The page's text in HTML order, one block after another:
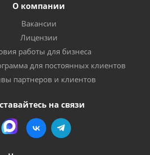
О компании
Вакансии
Лицензии
работы для бизнеса
для постоянных клиентов
партнеров и клиентов
на связи